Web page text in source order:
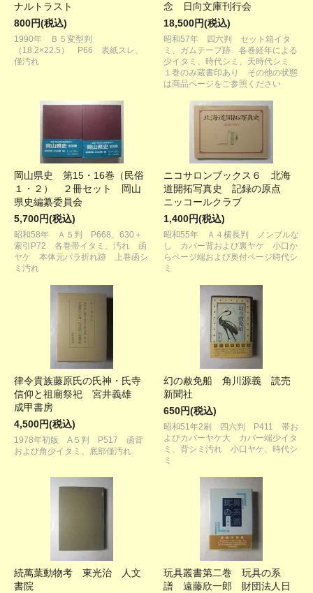
ナルトラスト
800円(税込)
1990年 Ｂ５変型判
（18.2×22.5） P66 表紙スレ、
僅汚れ
念 日向文庫刊行会
18,500円(税込)
昭和57年 四六判 セット箱イタ
ミ、ガムテープ跡 各巻経年による
少イタミ、時代シミ、天時代シミ
１巻のみ蔵書印あり その他の状態
は商品ページをご参照ください
岡山県史 第15・16巻（民俗
１・２） ２冊セット 岡山
県史編纂委員会
5,700円(税込)
昭和58年 Ａ５判 P668、630＋
索引P72 各巻帯イタミ、汚れ 函
ヤケ 本体元パラ折れ跡 上巻函シ
ミ汚れ
ニコサロンブックス６ 北海
道開拓写真史 記録の原点
ニッコールクラブ
1,400円(税込)
昭和55年 Ａ４横長判 ノンブルな
し カバー背および裏ヤケ 小口か
らページ端および奥付ページ時代シ
ミ
律令貴族藤原氏の氏神・氏寺
信仰と祖廟祭祀 宮井義雄
成甲書房
4,500円(税込)
1978年初版 A５判 P517 函背
および角少イタミ、底部僅汚れ
幻の赦免船 角川源義 読売
新聞社
650円(税込)
昭和51年2刷 四六判 P411 帯お
よびカバーヤケ大 カバー端少イタ
ミ、背シミ汚れ 小口ヤケ、時代シ
ミ
続萬葉動物考 東光治 人文
書院
玩具叢書第二巻 玩具の系
譜 遠藤欣一郎 財団法人日